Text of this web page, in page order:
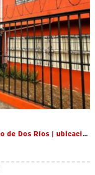
Alquiler de Oficinas | San Francisco de Dos Ríos | ubicación principal